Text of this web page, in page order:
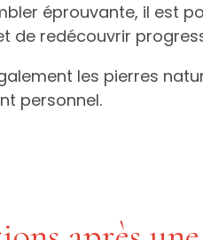
éprouvante, il est
de redécouvrir
les pierres
personnel.